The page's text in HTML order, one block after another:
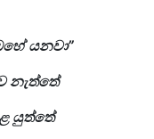
යනවා”
නැත්තේ
යුත්තේ